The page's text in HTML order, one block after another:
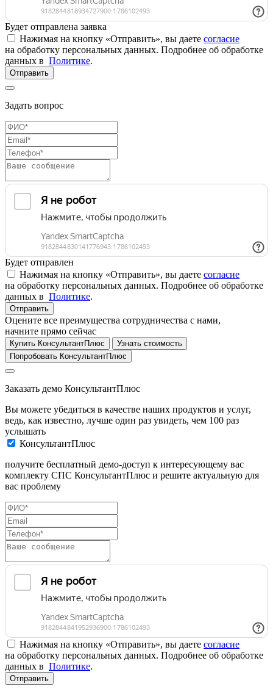
Будет отправлена заявка
Нажимая на кнопку «Отправить», вы даете согласие
на обработку персональных данных. Подробнее об обработке
данных в Политике.
Отправить
Задать вопрос
Будет отправлен
Нажимая на кнопку «Отправить», вы даете согласие
на обработку персональных данных. Подробнее об обработке
данных в Политике.
Отправить
Оцените все преимущества сотрудничества с нами,
начните прямо сейчас
Купить КонсультантПлюс
Узнать стоимость
Попробовать КонсультантПлюс
Заказать демо КонсультантПлюс
Вы можете убедиться в качестве наших продуктов и услуг,
ведь, как известно, лучше один раз увидеть, чем 100 раз
услышать
КонсультантПлюс
получите бесплатный демо-доступ к интересующему вас
комплекту СПС КонсультантПлюс и решите актуальную для
вас проблему
Нажимая на кнопку «Отправить», вы даете согласие
на обработку персональных данных. Подробнее об обработке
данных в Политике.
Отправить